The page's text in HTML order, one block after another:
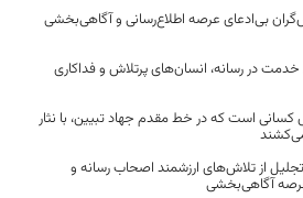
بی‌ادعای عرصه اطلاع‌رسانی و آگاهی‌بخشی
خدمت در رسانه، انسان‌های پرتلاش و فداکاری
کسانی است که در خط مقدم جهاد تبیین، با نثار
از تلاش‌های ارزشمند اصحاب رسانه و
عرصه آگاهی‌بخشی